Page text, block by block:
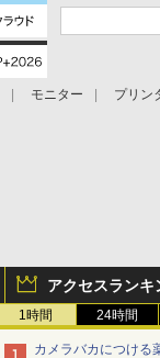
モニター
プリン
アクセスランキ
1時間 24時間
カメラバカにつける